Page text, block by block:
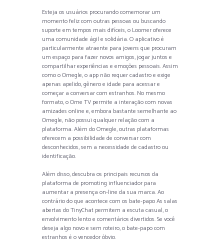
Esteja os usuários procurando comemorar um
momento feliz com outras pessoas ou buscando
suporte em tempos mais difíceis, o Loomer oferece
uma comunidade ágil e solidária. O aplicativo é
particularmente atraente para jovens que procuram
um espaço para fazer novos amigos, jogar juntos e
compartilhar experiências e emoções pessoais. Assim
como o Omegle, o app não requer cadastro e exige
apenas apelido, gênero e idade para acessar e
começar a conversar com estranhos. No mesmo
formato, o Ome TV permite a interação com novas
amizades online e, embora bastante semelhante ao
Omegle, não possui qualquer relação com a
plataforma. Além do Omegle, outras plataformas
oferecem a possibilidade de conversar com
desconhecidos, sem a necessidade de cadastro ou
identificação.
Além disso, descubra os principais recursos da
plataforma de promoting influenciador para
aumentar a presença on-line da sua marca. Ao
contrário do que acontece com os bate-papo As salas
abertas do TinyChat permitem a escuta casual, o
envolvimento lento e comentários divertidos. Se você
deseja algo novo e sem roteiro, o bate-papo com
estranhos é o vencedor óbvio.